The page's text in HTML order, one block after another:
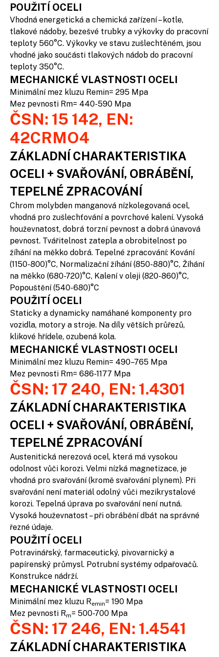
POUŽITÍ OCELI
Vhodná energetická a chemická zařízení – kotle,
tlakové nádoby, bezešvé trubky a výkovky do pracovní
teploty 560°C. Výkovky ve stavu zušlechtěném, jsou
vhodné jako součásti tlakových nádob do pracovní
teploty 350°C.
MECHANICKÉ VLASTNOSTI OCELI
Minimální mez kluzu Remin= 295 Mpa
Mez pevnosti Rm= 440-590 Mpa
ČSN: 15 142, EN:
42CRMO4
ZÁKLADNÍ CHARAKTERISTIKA
OCELI + SVAŘOVÁNÍ, OBRÁBĚNÍ,
TEPELNÉ ZPRACOVÁNÍ
Chrom molybden manganová nízkolegovaná ocel,
vhodná pro zušlechťování a povrchové kalení. Vysoká
houževnatost, dobrá torzní pevnost a dobrá únavová
pevnost. Tvářitelnost zatepla a obrobitelnost po
žíhání na měkko dobrá. Tepelné zpracování: Kování
(1150-800)°C, Normalizační žíhání (850-880)°C, Žíhání
na měkko (680-720)°C, Kalení v oleji (820-860)°C,
Popouštění (540-680)°C
POUŽITÍ OCELI
Staticky a dynamicky namáhané komponenty pro
vozidla, motory a stroje. Na díly větších průřezů,
klikové hřídele, ozubená kola.
MECHANICKÉ VLASTNOSTI OCELI
Minimální mez kluzu Remin= 490–765 Mpa
Mez pevnosti Rm= 686-1177 Mpa
ČSN: 17 240, EN: 1.4301
ZÁKLADNÍ CHARAKTERISTIKA
OCELI + SVAŘOVÁNÍ, OBRÁBĚNÍ,
TEPELNÉ ZPRACOVÁNÍ
Austenitická nerezová ocel, která má vysokou
odolnost vůči korozi. Velmi nízká magnetizace, je
vhodná pro svařování (kromě svařování plynem). Při
svařování není materiál odolný vůči mezikrystalové
korozi. Tepelná úprava po svařování není nutná.
Vysoká houževnatost – při obrábění dbát na správné
řezné údaje.
POUŽITÍ OCELI
Potravinářský, farmaceutický, pivovarnický a
papírenský průmysl. Potrubní systémy odpařovačů.
Konstrukce nádrží.
MECHANICKÉ VLASTNOSTI OCELI
Minimální mez kluzu Remin= 190 Mpa
Mez pevnosti Rm= 500-700 Mpa
ČSN: 17 246, EN: 1.4541
ZÁKLADNÍ CHARAKTERISTIKA